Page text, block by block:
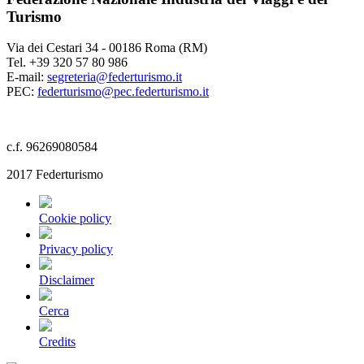
Turismo
Via dei Cestari 34 - 00186 Roma (RM)
Tel. +39 320 57 80 986
E-mail: segreteria@federturismo.it
PEC: federturismo@pec.federturismo.it
c.f. 96269080584
2017 Federturismo
Cookie policy
Privacy policy
Disclaimer
Cerca
Credits